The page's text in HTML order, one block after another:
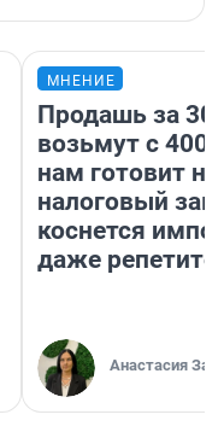
МНЕНИЕ
Продашь за
возьмут с
нам готовит
налоговый
коснется
даже
Анастасия